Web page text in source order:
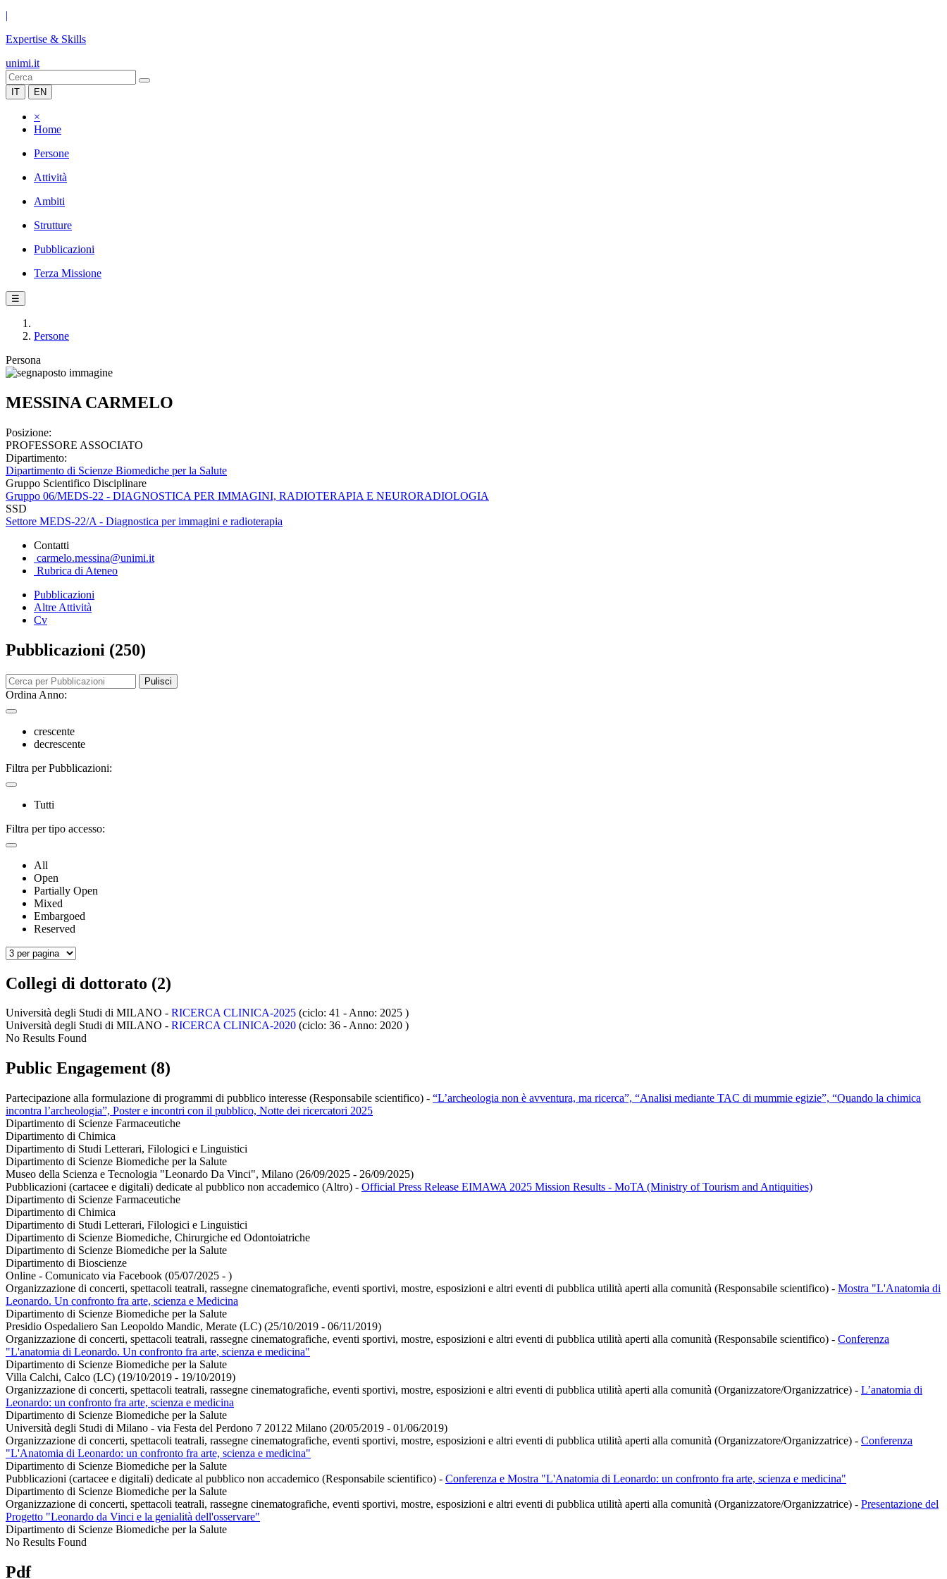
|
Expertise & Skills
unimi.it
IT EN
×
Home
Persone
Attività
Ambiti
Strutture
Pubblicazioni
Terza Missione
☰
Persone
Persona
MESSINA CARMELO
Posizione:
PROFESSORE ASSOCIATO
Dipartimento:
Dipartimento di Scienze Biomediche per la Salute
Gruppo Scientifico Disciplinare
Gruppo 06/MEDS-22 - DIAGNOSTICA PER IMMAGINI, RADIOTERAPIA E NEURORADIOLOGIA
SSD
Settore MEDS-22/A - Diagnostica per immagini e radioterapia
Contatti
carmelo.messina@unimi.it
Rubrica di Ateneo
Pubblicazioni
Altre Attività
Cv
Pubblicazioni (250)
Pulisci
Ordina Anno:
crescente
decrescente
Filtra per Pubblicazioni:
Tutti
Filtra per tipo accesso:
All
Open
Partially Open
Mixed
Embargoed
Reserved
Collegi di dottorato (2)
Università degli Studi di MILANO - RICERCA CLINICA-2025 (ciclo: 41 - Anno: 2025 )
Università degli Studi di MILANO - RICERCA CLINICA-2020 (ciclo: 36 - Anno: 2020 )
No Results Found
Public Engagement (8)
Partecipazione alla formulazione di programmi di pubblico interesse (Responsabile scientifico) - “L’archeologia non è avventura, ma ricerca”, “Analisi mediante TAC di mummie egizie”, “Quando la chimica
incontra l’archeologia”, Poster e incontri con il pubblico, Notte dei ricercatori 2025
Dipartimento di Scienze Farmaceutiche
Dipartimento di Chimica
Dipartimento di Studi Letterari, Filologici e Linguistici
Dipartimento di Scienze Biomediche per la Salute
Museo della Scienza e Tecnologia "Leonardo Da Vinci", Milano (26/09/2025 - 26/09/2025)
Pubblicazioni (cartacee e digitali) dedicate al pubblico non accademico (Altro) - Official Press Release EIMAWA 2025 Mission Results - MoTA (Ministry of Tourism and Antiquities)
Dipartimento di Scienze Farmaceutiche
Dipartimento di Chimica
Dipartimento di Studi Letterari, Filologici e Linguistici
Dipartimento di Scienze Biomediche, Chirurgiche ed Odontoiatriche
Dipartimento di Scienze Biomediche per la Salute
Dipartimento di Bioscienze
Online - Comunicato via Facebook (05/07/2025 - )
Organizzazione di concerti, spettacoli teatrali, rassegne cinematografiche, eventi sportivi, mostre, esposizioni e altri eventi di pubblica utilità aperti alla comunità (Responsabile scientifico) - Mostra "L'Anatomia di
Leonardo. Un confronto fra arte, scienza e Medicina
Dipartimento di Scienze Biomediche per la Salute
Presidio Ospedaliero San Leopoldo Mandic, Merate (LC) (25/10/2019 - 06/11/2019)
Organizzazione di concerti, spettacoli teatrali, rassegne cinematografiche, eventi sportivi, mostre, esposizioni e altri eventi di pubblica utilità aperti alla comunità (Responsabile scientifico) - Conferenza
"L'anatomia di Leonardo. Un confronto fra arte, scienza e medicina"
Dipartimento di Scienze Biomediche per la Salute
Villa Calchi, Calco (LC) (19/10/2019 - 19/10/2019)
Organizzazione di concerti, spettacoli teatrali, rassegne cinematografiche, eventi sportivi, mostre, esposizioni e altri eventi di pubblica utilità aperti alla comunità (Organizzatore/Organizzatrice) - L’anatomia di
Leonardo: un confronto fra arte, scienza e medicina
Dipartimento di Scienze Biomediche per la Salute
Università degli Studi di Milano - via Festa del Perdono 7 20122 Milano (20/05/2019 - 01/06/2019)
Organizzazione di concerti, spettacoli teatrali, rassegne cinematografiche, eventi sportivi, mostre, esposizioni e altri eventi di pubblica utilità aperti alla comunità (Organizzatore/Organizzatrice) - Conferenza
"L'Anatomia di Leonardo: un confronto fra arte, scienza e medicina"
Dipartimento di Scienze Biomediche per la Salute
Pubblicazioni (cartacee e digitali) dedicate al pubblico non accademico (Responsabile scientifico) - Conferenza e Mostra "L'Anatomia di Leonardo: un confronto fra arte, scienza e medicina"
Dipartimento di Scienze Biomediche per la Salute
Organizzazione di concerti, spettacoli teatrali, rassegne cinematografiche, eventi sportivi, mostre, esposizioni e altri eventi di pubblica utilità aperti alla comunità (Organizzatore/Organizzatrice) - Presentazione del
Progetto "Leonardo da Vinci e la genialità dell'osservare"
Dipartimento di Scienze Biomediche per la Salute
No Results Found
Pdf